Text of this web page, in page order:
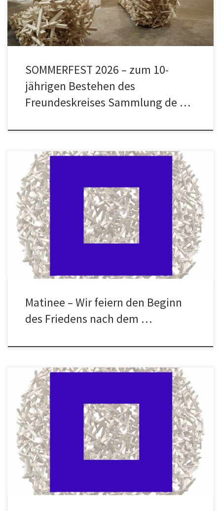
Reinbeker Redder […]
SOMMERFEST 2026 – zum 10-
jährigen Bestehen des
Freundeskreises Sammlung de …
E I N L A D U N G zur Matinee 10. Mai 2026, 11 – 13 Uhr Wir feiern
den Beginn des Friedens nach dem II. Weltkrieg vor 81 Jahren in
der Sammlung de Weryha. Entwurf und Gestaltung: Kornelia
Brzezinska, Kinga Sciechowska, Aleksandra Banach, Weronika Zysk
und Joanna Mazur, […]
Matinee – Wir feiern den Beginn
des Friedens nach dem …
Horst Sellhusen Christel Oldenburg Werner-Omniczynski Peter
Strampe Andreas Nitschke